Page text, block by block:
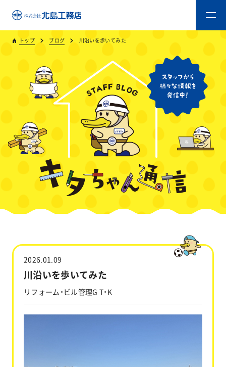
トップ ブログ 川沿いを歩いてみた
2026.01.09
川沿いを歩いてみた
リフォーム・ビル管理G T・K
トップ
キタジマのものづくり
重量木骨造SE構法
新築工事
リフォーム
キャラクター